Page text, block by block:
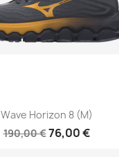
Wave Horizon 8 (M)
190,00 €76,00 €